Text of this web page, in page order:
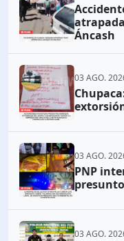
Áncash
03 AGO.
03 AGO.
PNP
03 AGO.